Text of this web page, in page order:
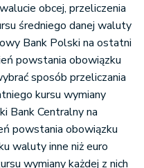
obcej, przeliczenia
średniego danej waluty
Bank Polski na ostatni
powstania obowiązku
sposób przeliczania
kursu wymiany
Bank Centralny na
powstania obowiązku
waluty inne niż euro
wymiany każdej z nich